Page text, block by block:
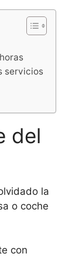
servicios
del
la
o coche
con